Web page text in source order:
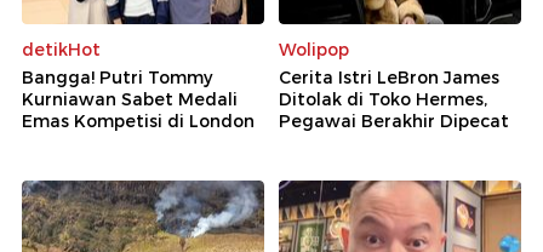
detikHot
Bangga! Putri Tommy
Kurniawan Sabet Medali
Emas Kompetisi di London
Wolipop
Cerita Istri LeBron James
Ditolak di Toko Hermes,
Pegawai Berakhir Dipecat